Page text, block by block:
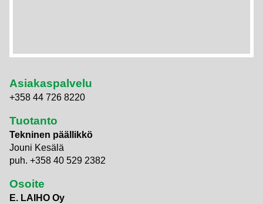
Asiakaspalvelu
+358 44 726 8220
Tuotanto
Tekninen päällikkö
Jouni Kesälä
puh. +358 40 529 2382
Osoite
E. LAIHO Oy